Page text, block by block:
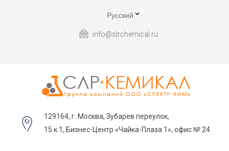
Русский
info@slrchemical.ru
129164, г. Москва, Зубарев переулок,
15 к.1, Бизнес-Центр «Чайка-Плаза 1», офис № 24